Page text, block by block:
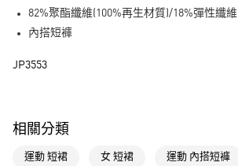
運送方式
付款後全家取貨
每筆NT$80，滿NT$1,500(含以上)免運費
82%聚酯纖維(100%再生材質)/18%彈性纖維
內搭短褲
JP3553
相關分類
運動 短裙 女 短裙 運動 內搭短褲